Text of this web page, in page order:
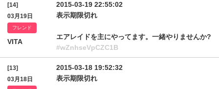
[14]
03月19日
フレンド
VITA
2015-03-19 22:55:02
表示期限切れ
エアレイドを主にやってます。一緒やりませんか?
#wZnhseVpCZC1B
[13]
03月18日
2015-03-18 19:52:32
表示期限切れ